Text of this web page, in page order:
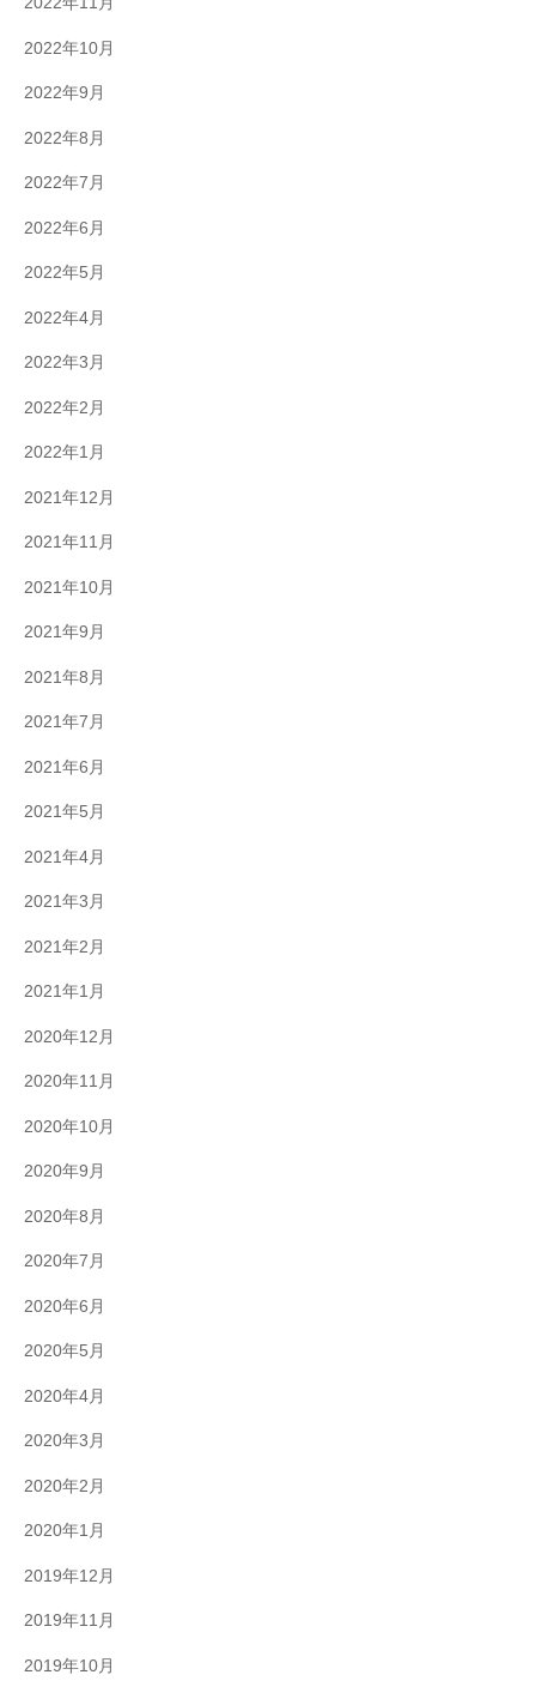
2022年10月
2022年9月
2022年8月
2022年7月
2022年6月
2022年5月
2022年4月
2022年3月
2022年2月
2022年1月
2021年12月
2021年11月
2021年10月
2021年9月
2021年8月
2021年7月
2021年6月
2021年5月
2021年4月
2021年3月
2021年2月
2021年1月
2020年12月
2020年11月
2020年10月
2020年9月
2020年8月
2020年7月
2020年6月
2020年5月
2020年4月
2020年3月
2020年2月
2020年1月
2019年12月
2019年11月
2019年10月